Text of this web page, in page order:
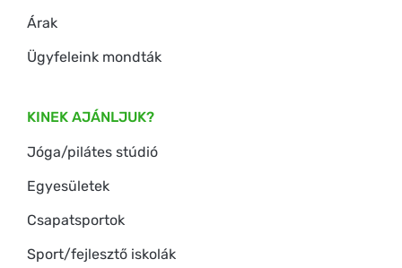
Árak
Ügyfeleink mondták
KINEK AJÁNLJUK?
Jóga/pilátes stúdió
Egyesületek
Csapatsportok
Sport/fejlesztő iskolák